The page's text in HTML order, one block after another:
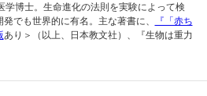
博士。生命進化の法則を実験によって検
でも世界的に有名。主な著書に、
『「赤ち
あり＞（以上、日本教文社）、『生物は重力